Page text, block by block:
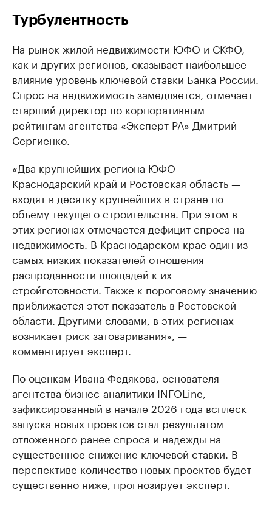
Турбулентность
На рынок жилой недвижимости ЮФО и СКФО,
как и других регионов, оказывает наибольшее
влияние уровень ключевой ставки Банка России.
Спрос на недвижимость замедляется, отмечает
старший директор по корпоративным
рейтингам агентства «Эксперт РА» Дмитрий
Сергиенко.
«Два крупнейших региона ЮФО —
Краснодарский край и Ростовская область —
входят в десятку крупнейших в стране по
объему текущего строительства. При этом в
этих регионах отмечается дефицит спроса на
недвижимость. В Краснодарском крае один из
самых низких показателей отношения
распроданности площадей к их
стройготовности. Также к пороговому значению
приближается этот показатель в Ростовской
области. Другими словами, в этих регионах
возникает риск затоваривания», —
комментирует эксперт.
По оценкам Ивана Федякова, основателя
агентства бизнес-аналитики INFOLine,
зафиксированный в начале 2026 года всплеск
запуска новых проектов стал результатом
отложенного ранее спроса и надежды на
существенное снижение ключевой ставки. В
перспективе количество новых проектов будет
существенно ниже, прогнозирует эксперт.